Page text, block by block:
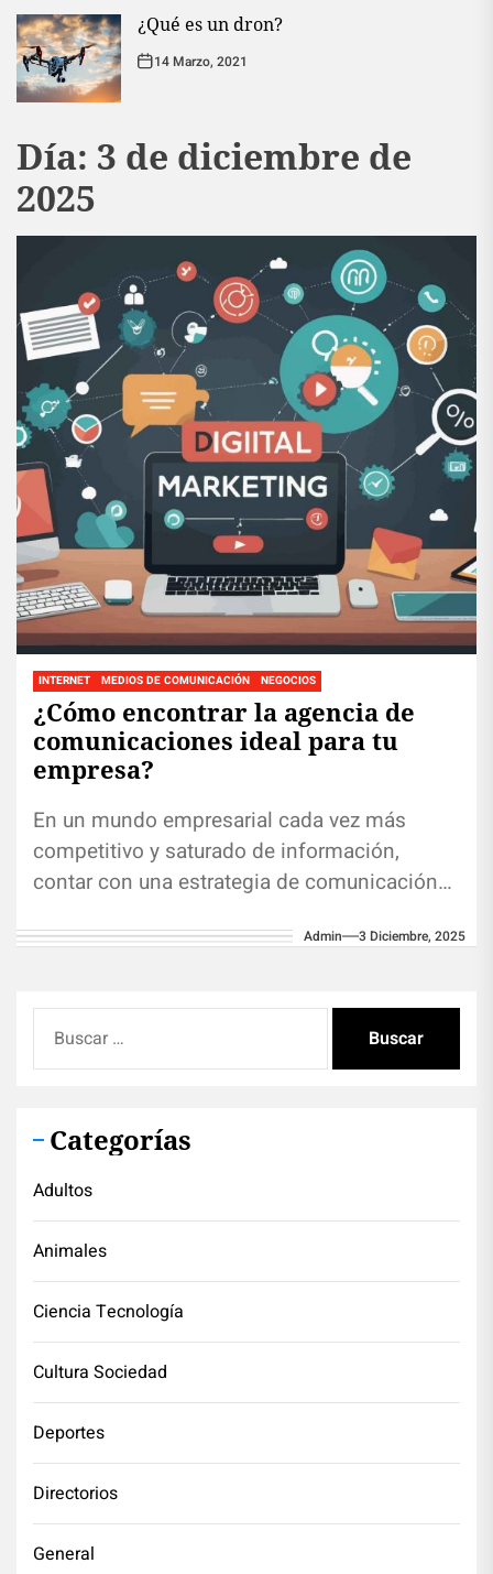
¿Qué es un dron?
14 Marzo, 2021
Día: 3 de diciembre de
2025
INTERNET MEDIOS DE COMUNICACIÓN NEGOCIOS
¿Cómo encontrar la agencia de
comunicaciones ideal para tu
empresa?
En un mundo empresarial cada vez más
competitivo y saturado de información,
contar con una estrategia de comunicación
Admin 3 Diciembre, 2025
Categorías
Adultos
Animales
Ciencia Tecnología
Cultura Sociedad
Deportes
Directorios
General